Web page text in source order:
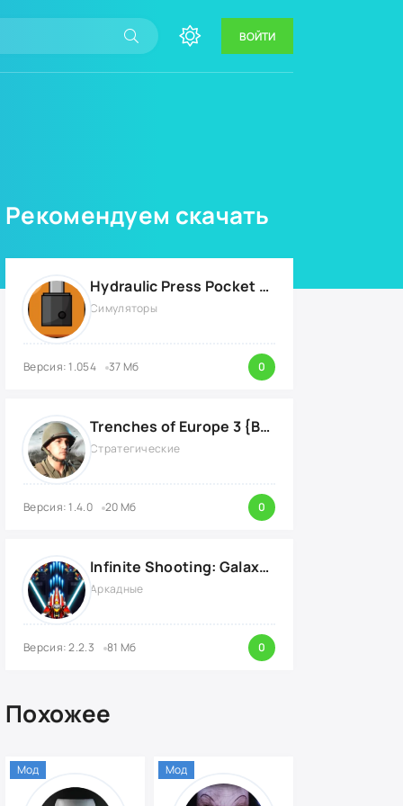
ВОЙТИ
Рекомендуем скачать
Hydraulic Press Pocket {ВЗЛОМ: бесконечные деньги}
Симуляторы
Версия: 1.054 37 Мб 0
Trenches of Europe 3 {ВЗЛОМ: много денег}
Стратегические
Версия: 1.4.0 20 Мб 0
Infinite Shooting: Galaxy Attack {ВЗЛОМ: Бесплатные Покупки}
Аркадные
Версия: 2.2.3 81 Мб 0
Похожее
Мод Мод